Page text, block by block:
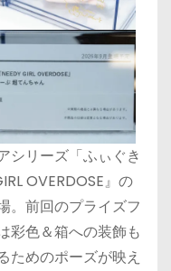
シリーズ「ふぃぐき
OVERDOSE』の
。前回のプライズフ
彩色＆箱への装飾も
ためのポーズが映え